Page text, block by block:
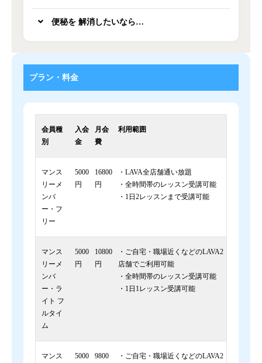
便秘を 解消したいなら…
プラン・料金
会員種
別
入会
金
月会
費
利用範囲
マンス
リーメ
ンバ
ー・フ
リー
5000
円
16800
円
・LAVA全店舗通い放題
・全時間帯のレッスン受講可能
・1日2レッスンまで受講可能
マンス
リーメ
ンバ
ー・ラ
イト フ
ルタイ
ム
5000
円
10800
円
・ご自宅・職場近くなどのLAVA2
店舗でご利用可能
・全時間帯のレッスン受講可能
・1日1レッスン受講可能
マンス
5000
9800
・ご自宅・職場近くなどのLAVA2